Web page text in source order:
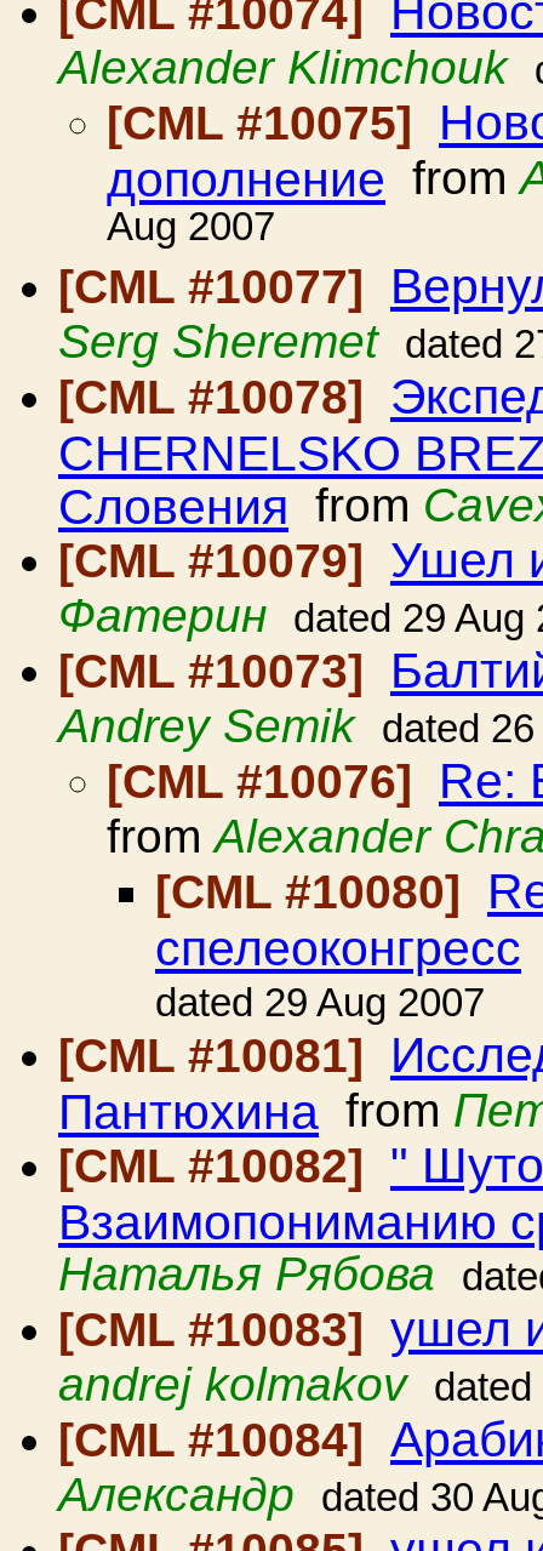
[CML #10074]
Alexander Klimchouk
[CML #10075]
дополнение from
Aug 2007
[CML #10077]
Serg Sheremet dated
[CML #10078]
CHERNELSKO
Словения from
[CML #10079] Ушел
Фатерин dated 29 Aug
[CML #10073]
Andrey Semik dated
[CML #10076] Re:
fromAlexander
[CML #10080]
спелеоконгресс
dated 29 Aug 2007
[CML #10081]
Пантюхина from
[CML #10082] "
Взаимопониманию
Наталья Рябова
[CML #10083] ушел
andrej kolmakov dated
[CML #10084]
Александр dated 30